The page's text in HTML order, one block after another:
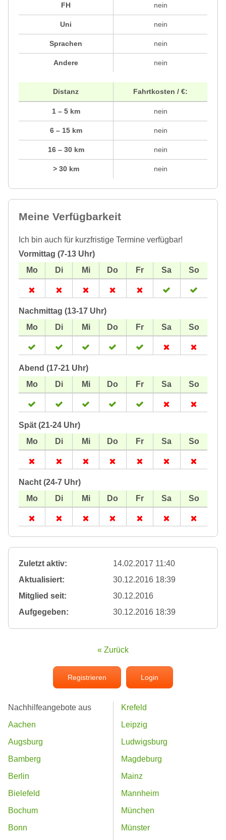
FH
Uni
Sprachen
Andere
nein
nein
nein
nein
Distanz
1 – 5 km
6 – 15 km
16 – 30 km
> 30 km
Fahrtkosten / €:
nein
nein
nein
nein
Meine Verfügbarkeit
Ich bin auch für kurzfristige Termine verfügbar!
Vormittag (7-13 Uhr)
Nachmittag (13-17 Uhr)
Abend (17-21 Uhr)
Spät (21-24 Uhr)
Nacht (24-7 Uhr)
Zuletzt aktiv:
14.02.2017 11:40
Aktualisiert:
30.12.2016 18:39
Mitglied seit:
30.12.2016
Aufgegeben:
30.12.2016 18:39
« Zurück
Registrieren Login
Nachhilfeangebote aus
Aachen
Augsburg
Bamberg
Berlin
Bielefeld
Bochum
Bonn
Krefeld
Leipzig
Ludwigsburg
Magdeburg
Mainz
Mannheim
München
Münster